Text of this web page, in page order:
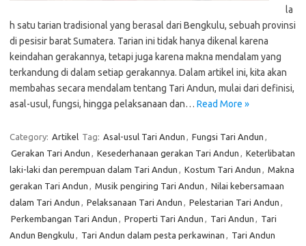
la
h satu tarian tradisional yang berasal dari Bengkulu, sebuah provinsi
di pesisir barat Sumatera. Tarian ini tidak hanya dikenal karena
keindahan gerakannya, tetapi juga karena makna mendalam yang
terkandung di dalam setiap gerakannya. Dalam artikel ini, kita akan
membahas secara mendalam tentang Tari Andun, mulai dari definisi,
asal-usul, fungsi, hingga pelaksanaan dan… Read More »
Category: Artikel Tag: Asal-usul Tari Andun , Fungsi Tari Andun ,
Gerakan Tari Andun , Kesederhanaan gerakan Tari Andun , Keterlibatan
laki-laki dan perempuan dalam Tari Andun , Kostum Tari Andun , Makna
gerakan Tari Andun , Musik pengiring Tari Andun , Nilai kebersamaan
dalam Tari Andun , Pelaksanaan Tari Andun , Pelestarian Tari Andun ,
Perkembangan Tari Andun , Properti Tari Andun , Tari Andun , Tari
Andun Bengkulu , Tari Andun dalam pesta perkawinan , Tari Andun